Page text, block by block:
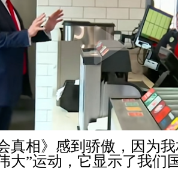
真相》感到骄傲，因为
大”运动，它显示了我们